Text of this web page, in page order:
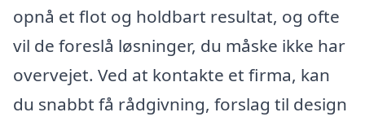
opnå et flot og holdbart resultat, og ofte
vil de foreslå løsninger, du måske ikke har
overvejet. Ved at kontakte et firma, kan
du snabbt få rådgivning, forslag til design